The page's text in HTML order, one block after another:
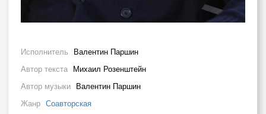
Исполнитель Валентин Паршин
Автор текста Михаил Розенштейн
Автор музыки Валентин Паршин
Жанр Соавторская